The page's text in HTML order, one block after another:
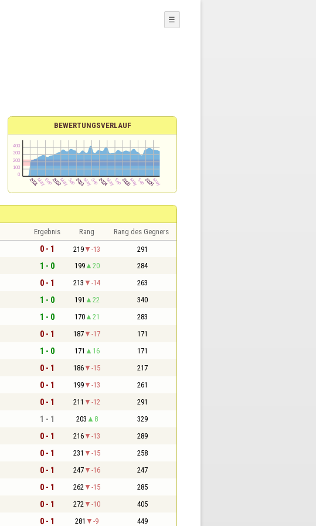
☰
BEWERTUNGSVERLAUF
Ergebnis Rang Rang des Gegners
0 - 1 219 -13 291
1 - 0 199 20 284
0 - 1 213 -14 263
1 - 0 191 22 340
1 - 0 170 21 283
0 - 1 187 -17 171
1 - 0 171 16 171
0 - 1 186 -15 217
0 - 1 199 -13 261
0 - 1 211 -12 291
1 - 1 203 8 329
0 - 1 216 -13 289
0 - 1 231 -15 258
0 - 1 247 -16 247
0 - 1 262 -15 285
0 - 1 272 -10 405
0 - 1 281 -9 449